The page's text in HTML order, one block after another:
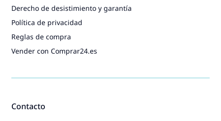
Contacto
Derecho de desistimiento y garantía
Política de privacidad
Reglas de compra
Vender con Comprar24.es